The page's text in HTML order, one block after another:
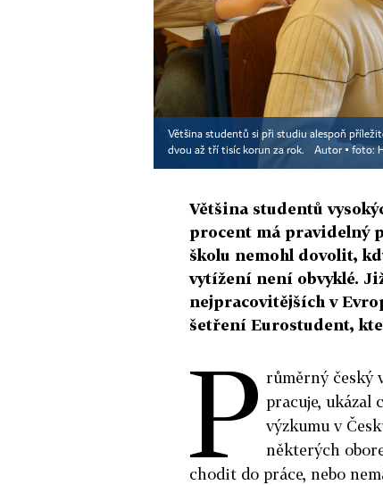
Většina studentů si při studiu alespoň
dvou až tří tisíc korun za rok.
Autor ▪ foto:
Většina studentů
procent má pravidelný
školu nemohl dovolit,
vytížení není obvyklé.
nejpracovitějších v
šetření Eurostudent,
P růměrný český
pracuje, ukázal
výzkumu v
některých
chodit do práce, nebo